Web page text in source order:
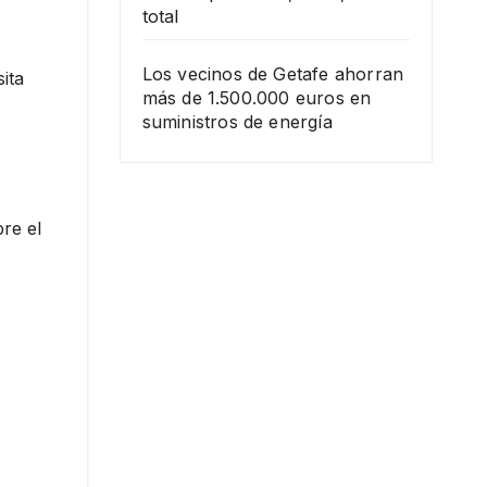
el
total
Los vecinos de Getafe ahorran
más de 1.500.000 euros en
suministros de energía